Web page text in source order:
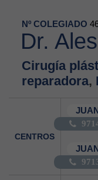
Nº COLEGIADO
Dr.
Cirugía
reparadora,
CENTROS